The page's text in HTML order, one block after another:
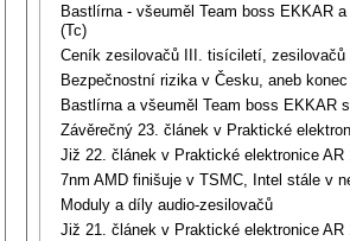
Bastlírna - všeuměl Team boss EKKAR
(Tc)
Ceník zesilovačů III. tisíciletí, zesilovačů
Bezpečnostní rizika v Česku, aneb
Bastlírna a všeuměl Team boss EKKAR
Závěrečný 23. článek v Praktické
Již 22. článek v Praktické elektronice AR
7nm AMD finišuje v TSMC, Intel stále v
Moduly a díly audio-zesilovačů
Již 21. článek v Praktické elektronice AR